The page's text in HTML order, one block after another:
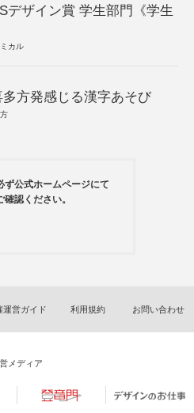
デザイン賞 学生部門《学生
カル
方発感じる漢字あそび
ず公式ホームページにて
認ください。
運営ガイド 利用規約 お問い合わせ
メディア